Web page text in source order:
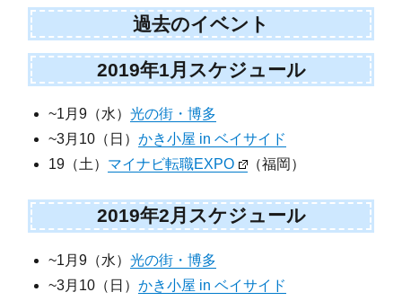
過去のイベント
2019年1月スケジュール
~1月9（水）光の街・博多
~3月10（日）かき小屋 in ベイサイド
19（土） マイナビ転職EXPO （福岡）
2019年2月スケジュール
~1月9（水）光の街・博多
~3月10（日）かき小屋 in ベイサイド